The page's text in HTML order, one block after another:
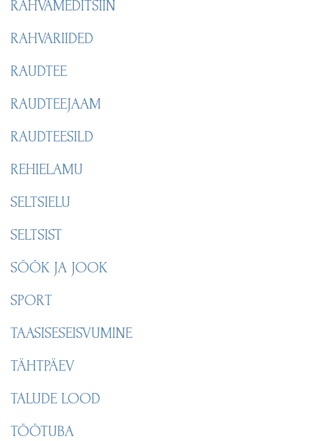
RAHVAMEDITSIIN
RAHVARIIDED
RAUDTEE
RAUDTEEJAAM
RAUDTEESILD
REHIELAMU
SELTSIELU
SELTSIST
SÖÖK JA JOOK
SPORT
TAASISESEISVUMINE
TÄHTPÄEV
TALUDE LOOD
TÖÖTUBA